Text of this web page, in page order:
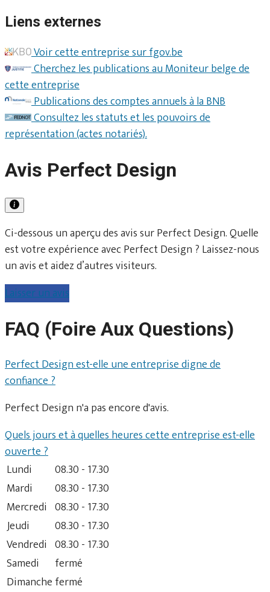
Liens externes
Voir cette entreprise sur fgov.be
Cherchez les publications au Moniteur belge de
cette entreprise
Publications des comptes annuels à la BNB
Consultez les statuts et les pouvoirs de
représentation (actes notariés).
Avis Perfect Design
Ci-dessous un aperçu des avis sur Perfect Design. Quelle
est votre expérience avec Perfect Design ? Laissez-nous
un avis et aidez d’autres visiteurs.
Laisser un avis
FAQ (Foire Aux Questions)
Perfect Design est-elle une entreprise digne de
confiance ?
Perfect Design n'a pas encore d'avis.
Quels jours et à quelles heures cette entreprise est-elle
ouverte ?
Lundi
08.30 - 17.30
Mardi
08.30 - 17.30
Mercredi 08.30 - 17.30
Jeudi
08.30 - 17.30
Vendredi 08.30 - 17.30
Samedi
fermé
Dimanche fermé